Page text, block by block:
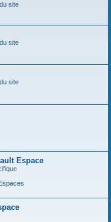
site
site
site
Espace